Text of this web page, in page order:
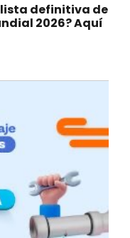
definitiva de
2026? Aquí